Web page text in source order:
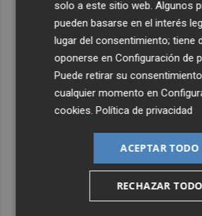
solo a este sitio web. Algunos
pueden basarse en el interés
lugar del consentimiento; tiene
oponerse enConfiguración de
Puede retirar su
cualquier momento en
cookies .Política de privacidad
ACEPTAR TODO
RECHAZAR TODO